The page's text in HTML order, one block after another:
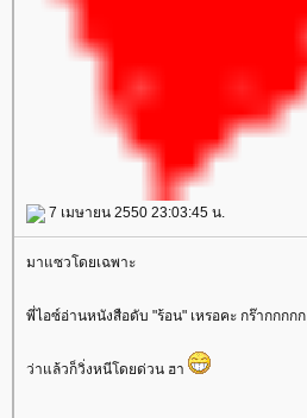
7 เมษายน 2550 23:03:45 น.
มาแซวโดยเฉพาะ
พี่ไอซ์อ่านหนังสือดับ "ร้อน" เหรอคะ กร๊ากกกกก
ว่าแล้วก็วิ่งหนีโดยด่วน ฮา